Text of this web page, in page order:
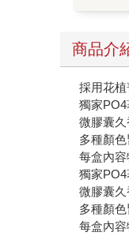
商品介
採用花
獨家
微膠囊
多種顏
每盒內
獨家
微膠囊
多種顏
每盒內